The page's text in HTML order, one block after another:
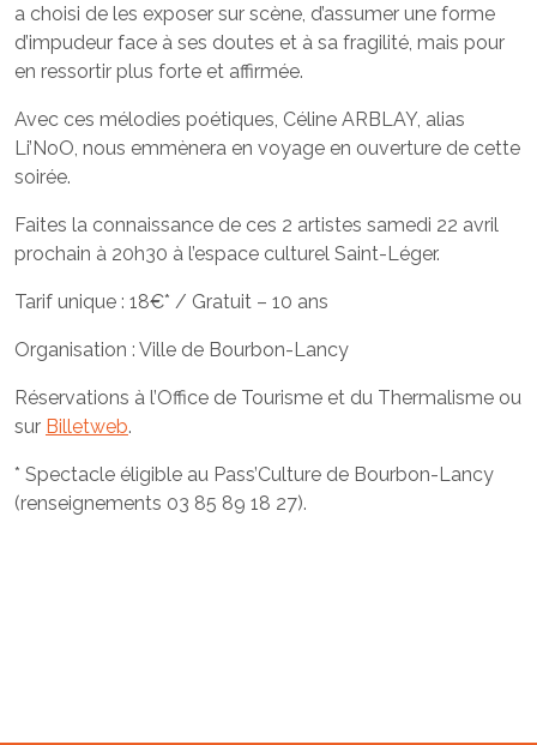
a choisi de les exposer sur scène, d’assumer une forme
d’impudeur face à ses doutes et à sa fragilité, mais pour
en ressortir plus forte et affirmée.
Avec ces mélodies poétiques, Céline ARBLAY, alias
Li’NoO, nous emmènera en voyage en ouverture de cette
soirée.
Faites la connaissance de ces 2 artistes samedi 22 avril
prochain à 20h30 à l’espace culturel Saint-Léger.
Tarif unique : 18€* / Gratuit – 10 ans
Organisation : Ville de Bourbon-Lancy
Réservations à l’Office de Tourisme et du Thermalisme ou
sur Billetweb.
* Spectacle éligible au Pass’Culture de Bourbon-Lancy
(renseignements 03 85 89 18 27).